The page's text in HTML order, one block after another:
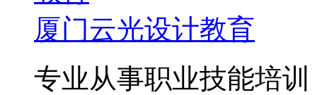
厦门云光设计教育
专业从事职业技能培训